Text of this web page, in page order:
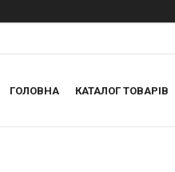
ГОЛОВНА КАТАЛОГ ТОВАРІВ